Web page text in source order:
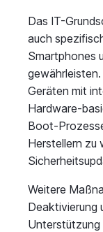
Das IT-
auch
Smartphones
Geräten mit
Hardware-
Boot-
Herstellern zu
Weitere
Deaktivierung